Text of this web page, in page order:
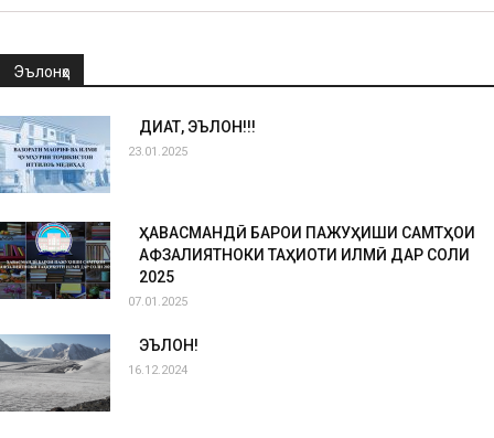
Эълонҳо
ДИҚҚАТ, ЭЪЛОН!!!
23.01.2025
ҲАВАСМАНДӢ БАРОИ ПАЖУҲИШИ САМТҲОИ
АФЗАЛИЯТНОКИ ТАҲҚИҚОТИ ИЛМӢ ДАР СОЛИ
2025
07.01.2025
ЭЪЛОН!
16.12.2024